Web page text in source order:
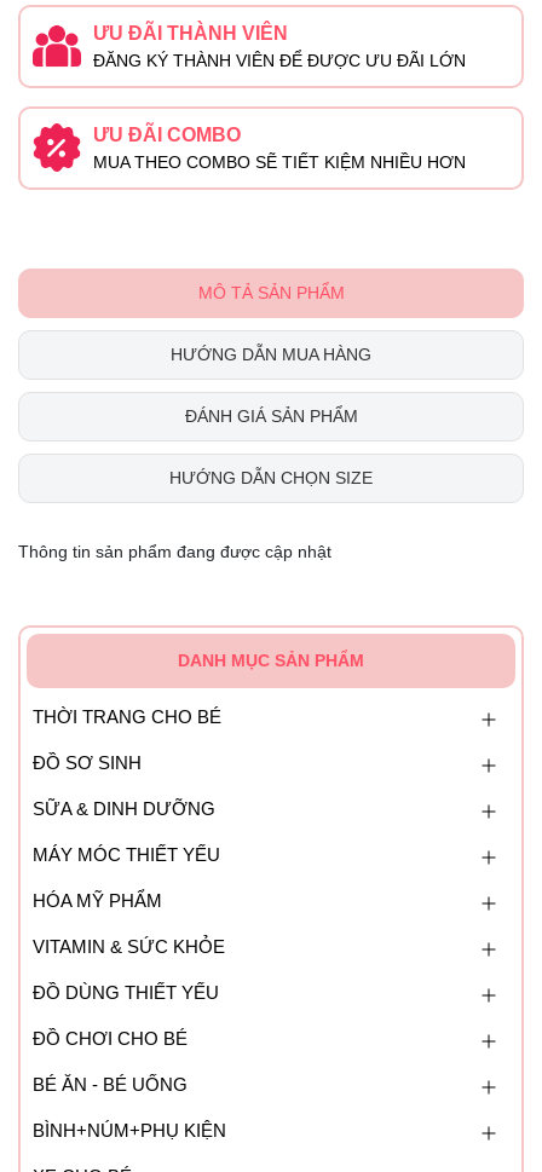
ƯU ĐÃI THÀNH VIÊN
ĐĂNG KÝ THÀNH VIÊN ĐỂ ĐƯỢC ƯU ĐÃI LỚN
ƯU ĐÃI COMBO
MUA THEO COMBO SẼ TIẾT KIỆM NHIỀU HƠN
MÔ TẢ SẢN PHẨM
HƯỚNG DẪN MUA HÀNG
ĐÁNH GIÁ SẢN PHẨM
HƯỚNG DẪN CHỌN SIZE
Thông tin sản phẩm đang được cập nhật
DANH MỤC SẢN PHẨM
THỜI TRANG CHO BÉ
ĐỒ SƠ SINH
SỮA & DINH DƯỠNG
MÁY MÓC THIẾT YẾU
HÓA MỸ PHẨM
VITAMIN & SỨC KHỎE
ĐỒ DÙNG THIẾT YẾU
ĐỒ CHƠI CHO BÉ
BÉ ĂN - BÉ UỐNG
BÌNH+NÚM+PHỤ KIỆN